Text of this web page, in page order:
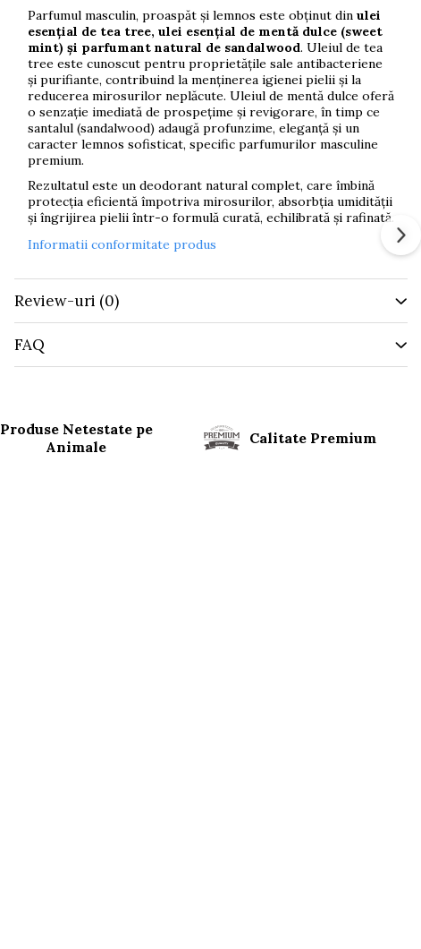
Parfumul masculin, proaspăt și lemnos este obținut din ulei
esențial de tea tree, ulei esențial de mentă dulce (sweet
mint) și parfumant natural de sandalwood. Uleiul de tea
tree este cunoscut pentru proprietățile sale antibacteriene
și purifiante, contribuind la menținerea igienei pielii și la
reducerea mirosurilor neplăcute. Uleiul de mentă dulce oferă
o senzație imediată de prospețime și revigorare, în timp ce
santalul (sandalwood) adaugă profunzime, eleganță și un
caracter lemnos sofisticat, specific parfumurilor masculine
premium.
Rezultatul este un deodorant natural complet, care îmbină
protecția eficientă împotriva mirosurilor, absorbția umidității
și îngrijirea pielii într-o formulă curată, echilibrată și rafinată.
Informatii conformitate produs
Review-uri (0)
FAQ
Produse Netestate pe
Animale
Calitate Premium